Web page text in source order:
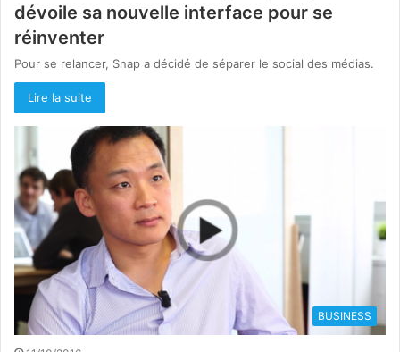
dévoile sa nouvelle interface pour se
réinventer
Pour se relancer, Snap a décidé de séparer le social des médias.
Lire la suite
BUSINESS